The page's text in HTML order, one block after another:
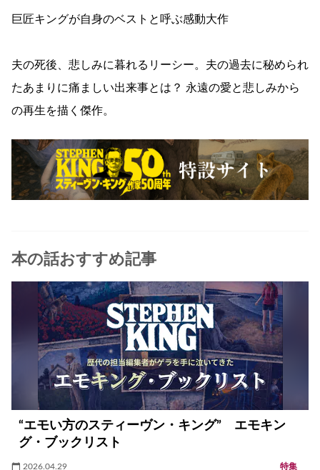
巨匠キングが自身のベストと呼ぶ感動大作
夫の死後、悲しみに暮れるリーシー。夫の過去に秘められ
たあまりに痛ましい出来事とは？ 永遠の愛と悲しみから
の再生を描く傑作。
本の話おすすめ記事
“エモい方のスティーヴン・キング” エモキン
グ・ブックリスト
2026.04.29 特集